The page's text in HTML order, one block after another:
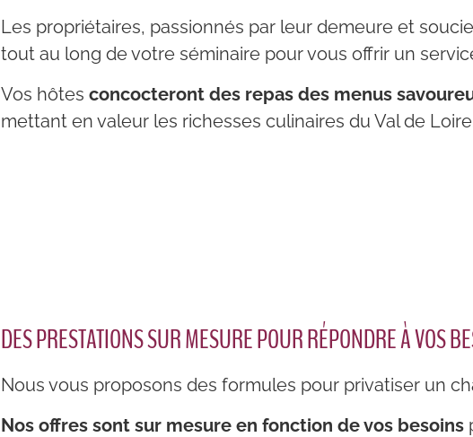
Les propriétaires, passionnés par leur demeure et
tout au long de votre séminaire pour vous offrir un
Vos hôtesconcocteront des repas des menus
mettant en valeur les richesses culinaires du Val de
DES PRESTATIONS SUR MESURE POUR RÉPONDRE À VOS
Nous vous proposons des formules pour privatiser un
Nos offres sont sur mesure en fonction de vos besoins